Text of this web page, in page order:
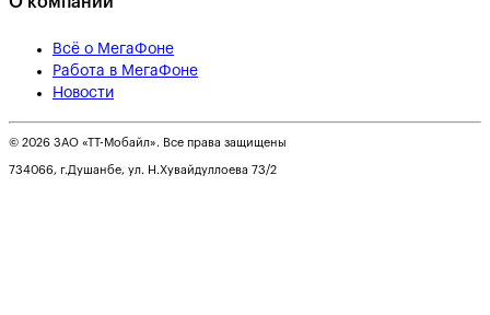
Всё о МегаФоне
Работа в МегаФоне
Новости
© 2026 ЗАО «ТТ-Мобайл». Все права защищены
734066, г.Душанбе, ул. Н.Хувайдуллоева 73/2